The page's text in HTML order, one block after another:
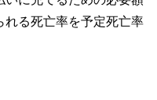
れる死亡率を予定死亡率